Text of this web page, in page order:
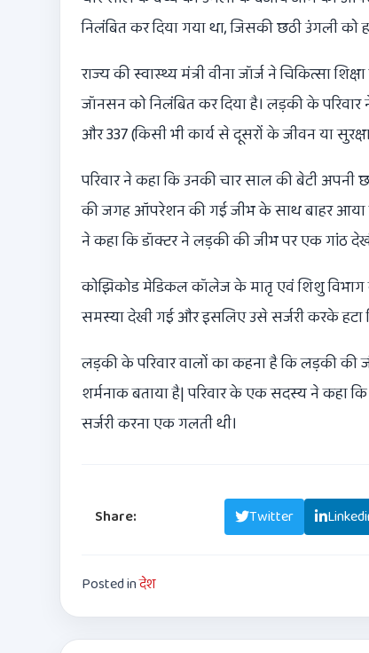
निलंबित कर दिया गया था, जिसकी छठी उंगली को
राज्य की स्वास्थ्य मंत्री वीना जॉर्ज ने चिकित्सा
जॉनसन को निलंबित कर दिया है। लड़की के
और 337 (किसी भी कार्य से दूसरों के जीवन या
परिवार ने कहा कि उनकी चार साल की बेटी
की जगह ऑपरेशन की गई जीभ के साथ बाहर आया
ने कहा कि डॉक्टर ने लड़की की जीभ पर एक गांठ
कोझिकोड मेडिकल कॉलेज के मातृ एवं शिशु
समस्या देखी गई और इसलिए उसे सर्जरी करके हटा
लड़की के परिवार वालों का कहना है कि लड़की की
शर्मनाक बताया है| परिवार के एक सदस्य ने कहा
सर्जरी करना एक गलती थी।
Share: Twitter
Posted inदेश